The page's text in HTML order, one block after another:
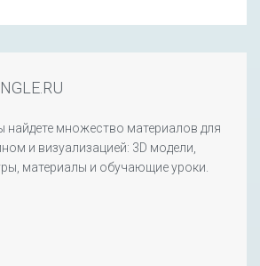
найдете множество материалов для
и визуализацией: 3D модели,
материалы и обучающие уроки.